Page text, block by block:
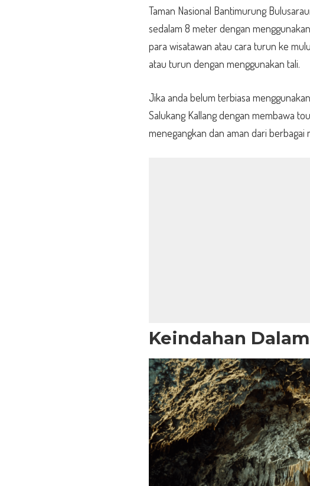
Taman Nasional Bantimurung
sedalam 8 meter dengan
para wisatawan atau cara turun ke
atau turun dengan menggunakan tali.
Jika anda belum terbiasa
Salukang Kallang dengan membawa
menegangkan dan aman dari berbagai
Keindahan